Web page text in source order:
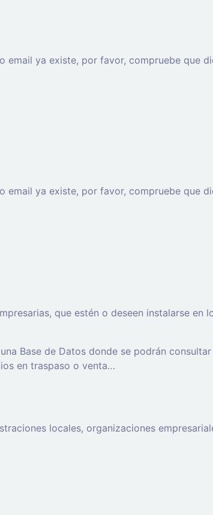
ya existe, por favor, compruebe que
ya existe, por favor, compruebe que
que estén o deseen instalarse
Base de Datos donde se podrán
en traspaso o venta…
locales, organizaciones